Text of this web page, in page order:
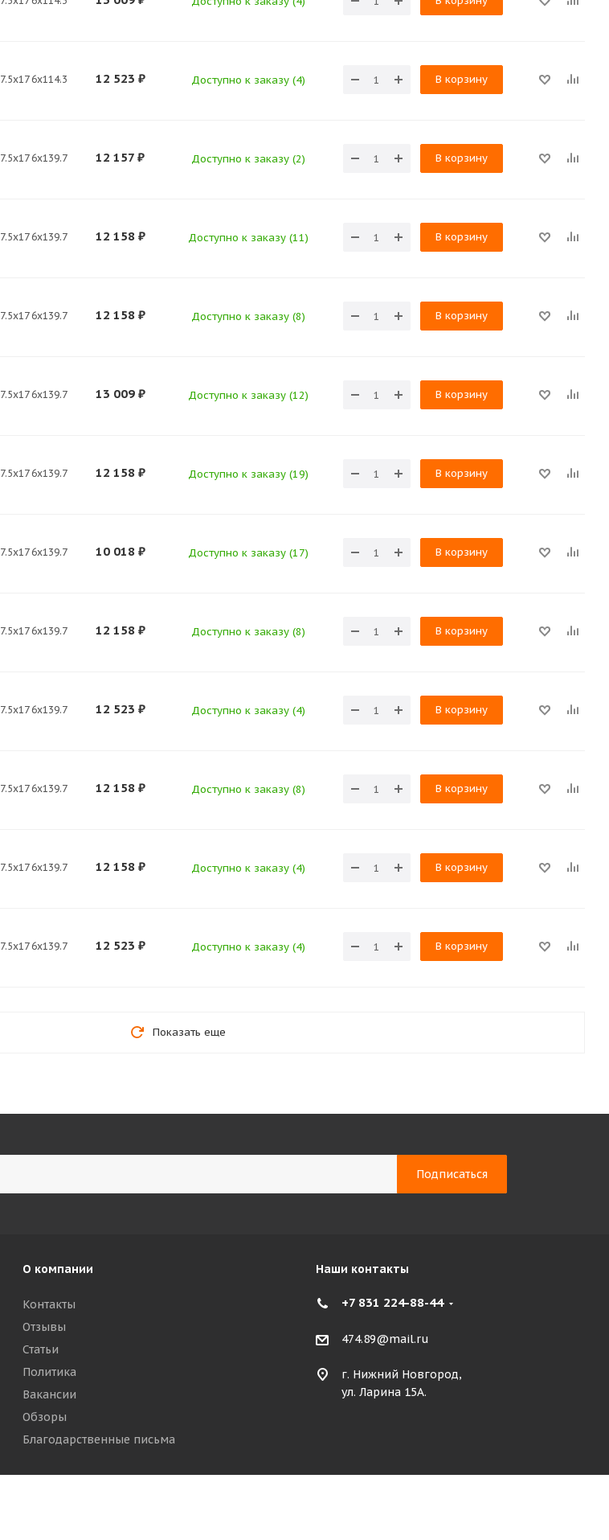
7.5x17 6x114.3 12 523 ₽ Доступно к заказу (4) В корзину
7.5x17 6x139.7 12 157 ₽ Доступно к заказу (2) В корзину
7.5x17 6x139.7 12 158 ₽ Доступно к заказу (11) В корзину
7.5x17 6x139.7 12 158 ₽ Доступно к заказу (8) В корзину
7.5x17 6x139.7 13 009 ₽ Доступно к заказу (12) В корзину
7.5x17 6x139.7 12 158 ₽ Доступно к заказу (19) В корзину
7.5x17 6x139.7 10 018 ₽ Доступно к заказу (17) В корзину
7.5x17 6x139.7 12 158 ₽ Доступно к заказу (8) В корзину
7.5x17 6x139.7 12 523 ₽ Доступно к заказу (4) В корзину
7.5x17 6x139.7 12 158 ₽ Доступно к заказу (8) В корзину
7.5x17 6x139.7 12 158 ₽ Доступно к заказу (4) В корзину
7.5x17 6x139.7 12 523 ₽ Доступно к заказу (4) В корзину
Показать еще
О компании
Контакты
Отзывы
Статьи
Политика
Вакансии
Обзоры
Благодарственные письма
Наши контакты
+7 831 224-88-44
474.89@mail.ru
г. Нижний Новгород,
ул. Ларина 15А.